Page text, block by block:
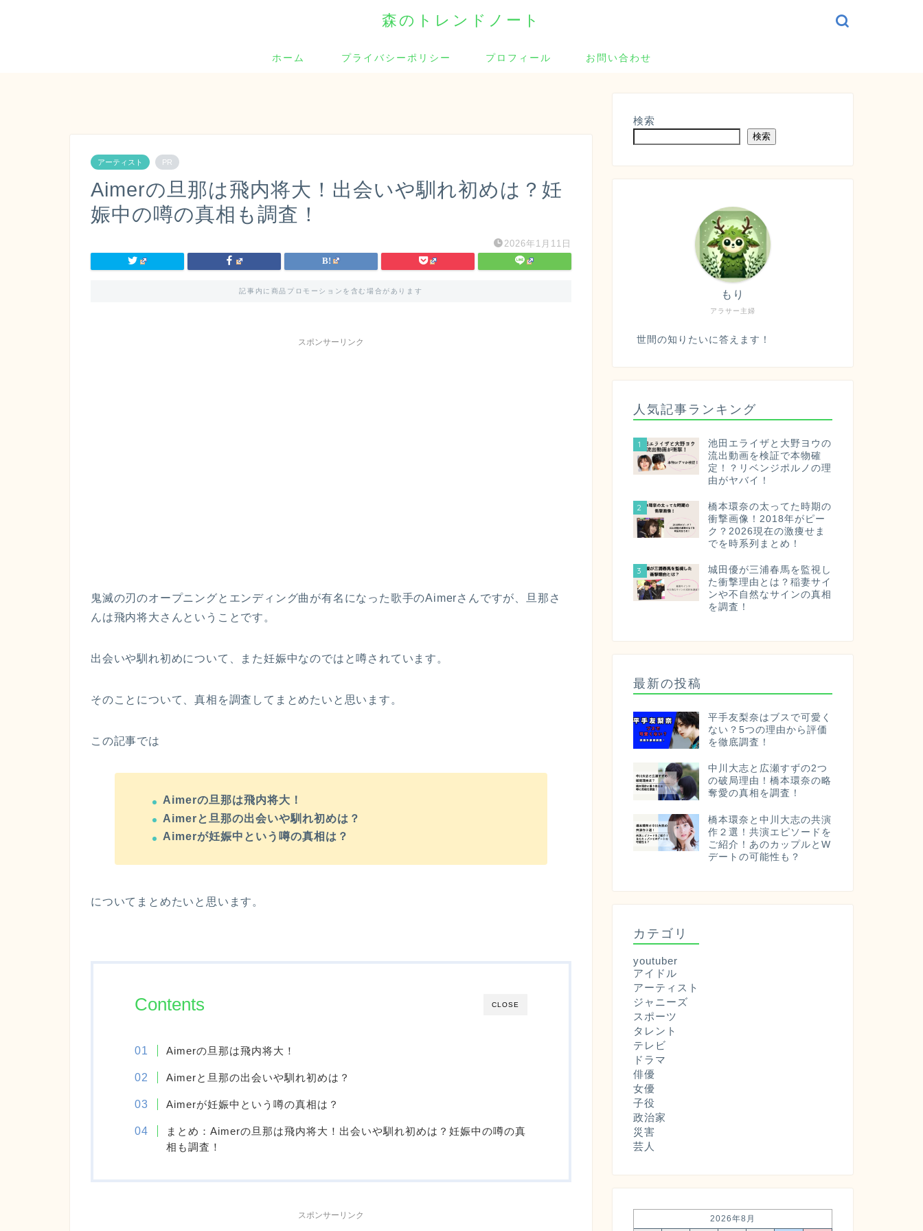
森のトレンドノート
ホーム プライバシーポリシー プロフィール お問い合わせ
アーティスト PR
Aimerの旦那は飛内将大！出会いや馴れ初めは？妊
娠中の噂の真相も調査！
2026年1月11日
記事内に商品プロモーションを含む場合があります
スポンサーリンク
鬼滅の刃のオープニングとエンディング曲が有名になった歌手のAimerさんですが、旦那さ
んは飛内将大さんということです。
出会いや馴れ初めについて、また妊娠中なのではと噂されています。
そのことについて、真相を調査してまとめたいと思います。
この記事では
Aimerの旦那は飛内将大！
Aimerと旦那の出会いや馴れ初めは？
Aimerが妊娠中という噂の真相は？
についてまとめたいと思います。
CLOSE
Contents
Aimerの旦那は飛内将大！
Aimerと旦那の出会いや馴れ初めは？
Aimerが妊娠中という噂の真相は？
まとめ：Aimerの旦那は飛内将大！出会いや馴れ初めは？妊娠中の噂の真
相も調査！
スポンサーリンク
検索
検索
アラサー主婦
もり
世間の知りたいに答えます！
人気記事ランキング
1
池田エライザと大野ヨウの
流出動画を検証で本物確
定！？リベンジポルノの理
由がヤバイ！
2
橋本環奈の太ってた時期の
衝撃画像！2018年がピー
ク？2026現在の激痩せま
でを時系列まとめ！
3
城田優が三浦春馬を監視し
た衝撃理由とは？稲妻サイ
ンや不自然なサインの真相
を調査！
最新の投稿
平手友梨奈はブスで可愛く
ない？5つの理由から評価
を徹底調査！
中川大志と広瀬すずの2つ
の破局理由！橋本環奈の略
奪愛の真相を調査！
橋本環奈と中川大志の共演
作２選！共演エピソードを
ご紹介！あのカップルとW
デートの可能性も？
カテゴリ
youtuber
アイドル
アーティスト
ジャニーズ
スポーツ
タレント
テレビ
ドラマ
俳優
女優
子役
政治家
災害
芸人
2026年8月